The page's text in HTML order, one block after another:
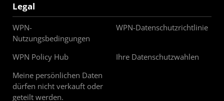
Legal
WPN-
Nutzungsbedingungen
WPN-Datenschutzrichtlinie
WPN Policy Hub
Ihre Datenschutzwahlen
Meine persönlichen Daten
dürfen nicht verkauft oder
geteilt werden.